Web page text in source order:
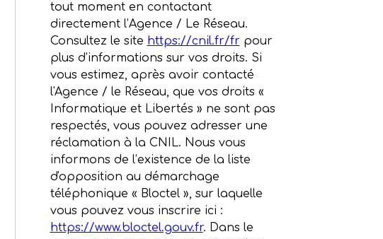
tout moment en contactant
directement l’Agence / Le Réseau.
Consultez le site https://cnil.fr/fr pour
plus d’informations sur vos droits. Si
vous estimez, après avoir contacté
l'Agence / le Réseau, que vos droits «
Informatique et Libertés » ne sont pas
respectés, vous pouvez adresser une
réclamation à la CNIL. Nous vous
informons de l’existence de la liste
d'opposition au démarchage
téléphonique « Bloctel », sur laquelle
vous pouvez vous inscrire ici :
https://www.bloctel.gouv.fr. Dans le